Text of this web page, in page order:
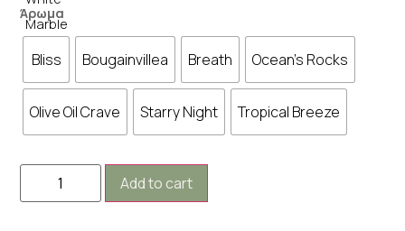
Άρωμα
Bliss Bougainvillea Breath Ocean's Rocks
Olive Oil Crave Starry Night Tropical Breeze
Add to cart